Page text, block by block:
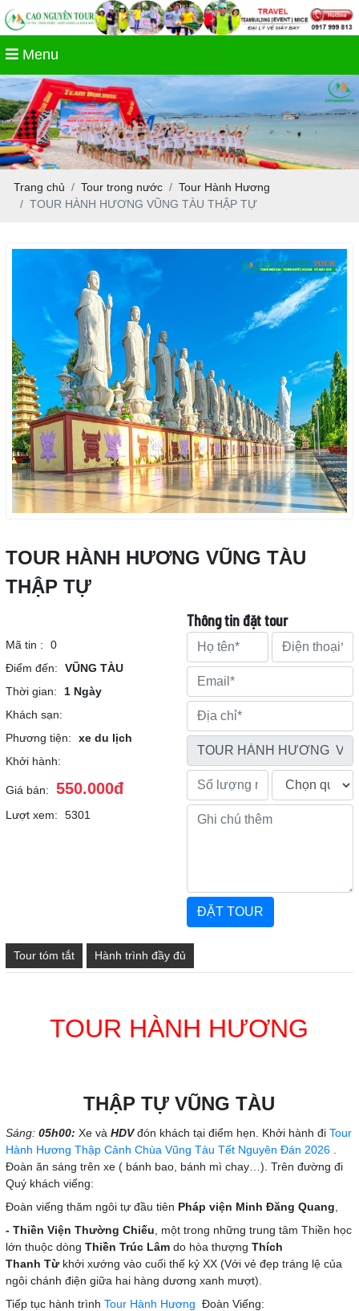
Menu
Trang chủ Tour trong nước
Tour Hành Hương
TOUR HÀNH HƯƠNG VŨNG TÀU THẬP TỰ
TOUR HÀNH HƯƠNG VŨNG TÀU
THẬP TỰ
Mã tin :
0
Điểm đến:
VŨNG TÀU
Thời gian:
1 Ngày
Khách sạn:
Phương tiện:
xe du lịch
Khởi hành:
Giá bán: 550.000đ
Lượt xem: 5301
Thông tin đặt tour
Tour tóm tắt Hành trình đầy đủ
TOUR HÀNH HƯƠNG
THẬP TỰ VŨNG TÀU
Sáng:05h00: Xe và HDVđón khách tại điểm hẹn. Khởi hành đi Tour
Hành Hương Thập Cảnh Chùa Vũng Tàu Tết Nguyên Đán 2026
Đoàn ăn sáng trên xe ( bánh bao, bánh mì chay…). Trên đường đi
Quý khách viếng:
Đoàn viếng thăm ngôi tự đầu tiên Pháp viện Minh Đăng Quang
- Thiền Viện Thường Chiếu , một trong những trung tâm Thiền học
lớn thuộc dòng Thiền Trúc Lâmdo hòa thượng Thích
Thanh Từkhởi xướng vào cuối thế kỷ XX (Với vẻ đẹp tráng lệ của
ngôi chánh điện giữa hai hàng dương xanh mượt).
Tiếp tục hành trình Tour Hành Hương Đoàn Viếng: